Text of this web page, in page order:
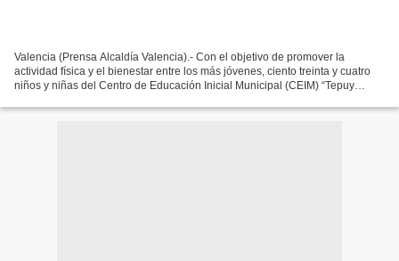
Valencia (Prensa Alcaldía Valencia).- Con el objetivo de promover la
actividad física y el bienestar entre los más jóvenes, ciento treinta y cuatro
niños y niñas del Centro de Educación Inicial Municipal (CEIM) “Tepuy